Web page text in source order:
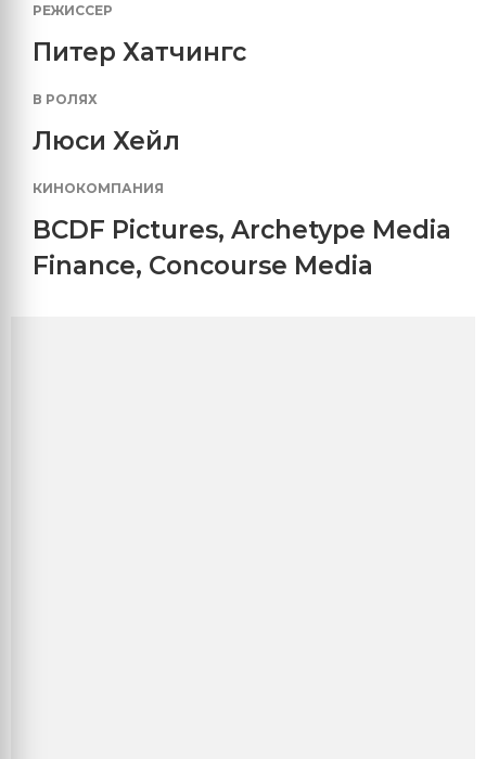
РЕЖИССЕР
Питер Хатчингс
В РОЛЯХ
Люси Хейл
КИНОКОМПАНИЯ
BCDF Pictures, Archetype Media
Finance, Concourse Media